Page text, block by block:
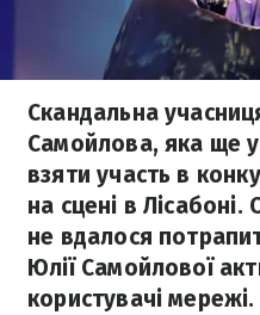
Скандальна
Самойлова, яка ще у
взяти участь в
на сцені в Лісабоні.
не вдалося
Юлії Самойлової
користувачі